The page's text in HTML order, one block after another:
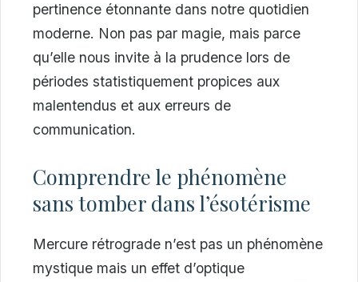
pertinence étonnante dans notre quotidien
moderne. Non pas par magie, mais parce
qu’elle nous invite à la prudence lors de
périodes statistiquement propices aux
malentendus et aux erreurs de
communication.
Comprendre le phénomène
sans tomber dans l’ésotérisme
Mercure rétrograde n’est pas un phénomène
mystique mais un effet d’optique